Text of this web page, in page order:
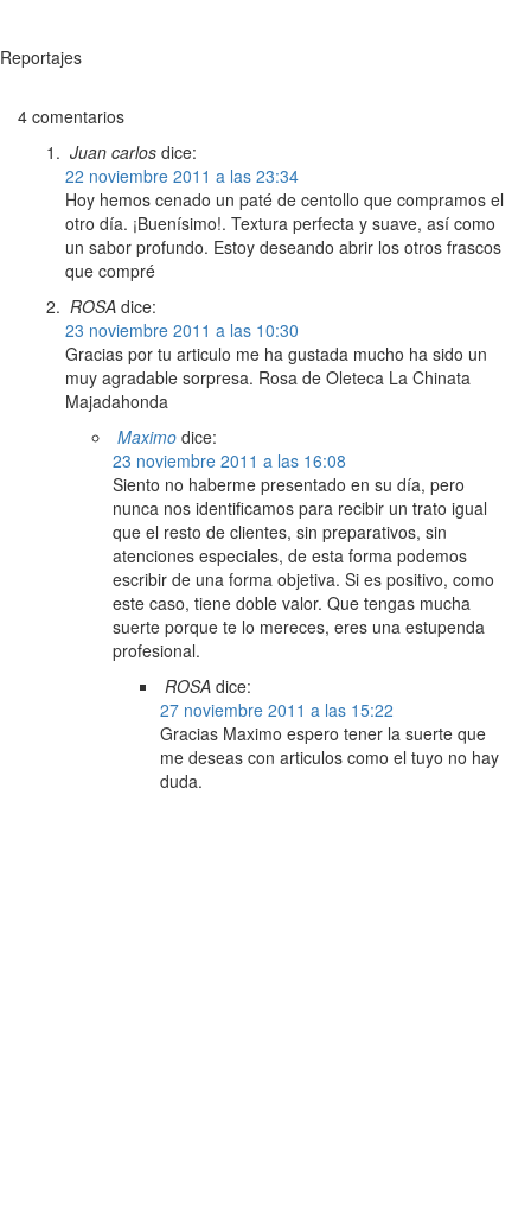
Reportajes
4 comentarios
Juan carlos dice:
22 noviembre 2011 a las 23:34
Hoy hemos cenado un paté de centollo que compramos el
otro día. ¡Buenísimo!. Textura perfecta y suave, así como
un sabor profundo. Estoy deseando abrir los otros frascos
que compré
ROSA dice:
23 noviembre 2011 a las 10:30
Gracias por tu articulo me ha gustada mucho ha sido un
muy agradable sorpresa. Rosa de Oleteca La Chinata
Majadahonda
Maximo dice:
23 noviembre 2011 a las 16:08
Siento no haberme presentado en su día, pero
nunca nos identificamos para recibir un trato igual
que el resto de clientes, sin preparativos, sin
atenciones especiales, de esta forma podemos
escribir de una forma objetiva. Si es positivo, como
este caso, tiene doble valor. Que tengas mucha
suerte porque te lo mereces, eres una estupenda
profesional.
ROSA dice:
27 noviembre 2011 a las 15:22
Gracias Maximo espero tener la suerte que
me deseas con articulos como el tuyo no hay
duda.